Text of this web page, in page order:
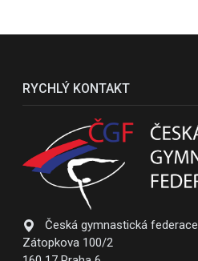
RYCHLÝ KONTAKT
Česká gymnastická federace
Zátopkova 100/2